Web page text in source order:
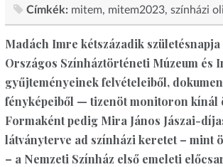
Címkék: mitem mitem2023 színházi
Madách Imre kétszázadik születésnapja
Országos Színháztörténeti Múzeum és
gyűjteményeinek felvételeiből,
fényképeiből — tizenöt monitoron kínál
Formaként pedig Mira János Jászai-
látványterve ad színházi keretet – mint
– a Nemzeti Színház első emeleti